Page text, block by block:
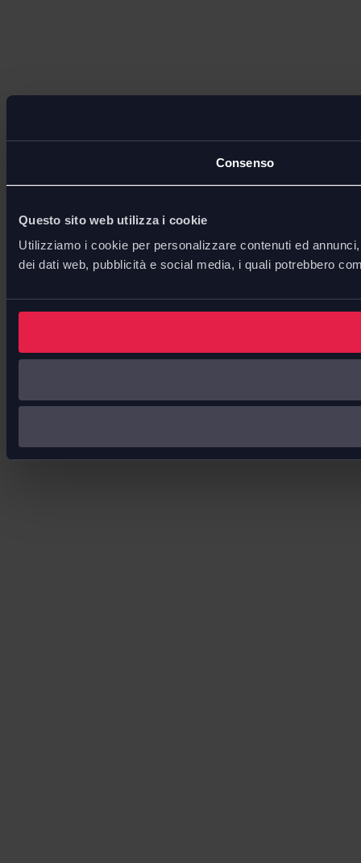
Consenso
Questo sito web utilizza i cookie
Utilizziamo i cookie per personalizzare contenuti ed
dei dati web, pubblicità e social media, i quali potrebbero